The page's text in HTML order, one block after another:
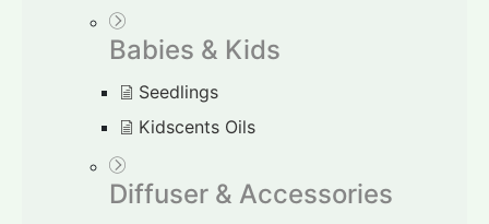
Babies & Kids
Seedlings
Kidscents Oils
Diffuser & Accessories